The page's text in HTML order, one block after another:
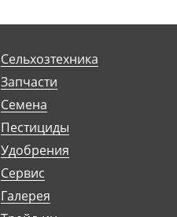
Сельхозтехника
Запчасти
Семена
Пестициды
Удобрения
Сервис
Галерея